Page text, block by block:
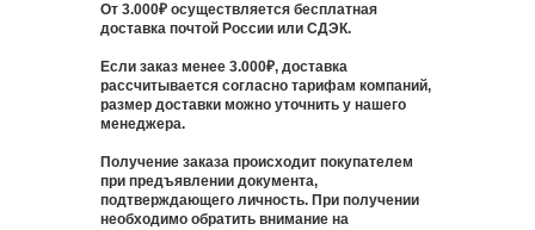
От 3.000₽ осуществляется бесплатная
доставка почтой России или СДЭК.
Если заказ менее 3.000₽, доставка
рассчитывается согласно тарифам компаний,
размер доставки можно уточнить у нашего
менеджера.
Получение заказа происходит покупателем
при предъявлении документа,
подтверждающего личность. При получении
необходимо обратить внимание на